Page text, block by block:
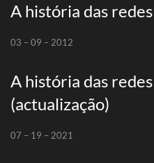
A história das
03 – 09 – 2012
A história das
(actualização)
07 – 19 – 2021